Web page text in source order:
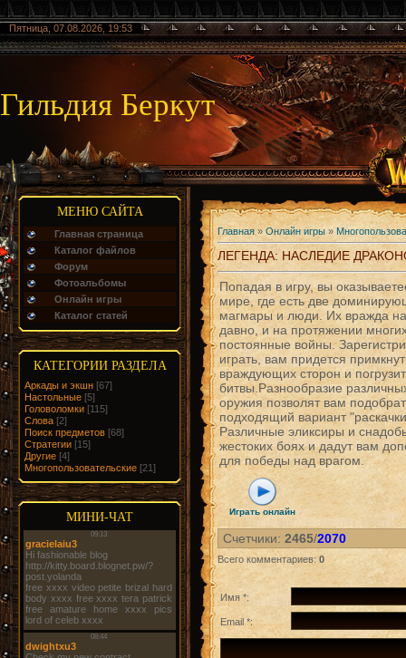
Пятница, 07.08.2026, 19:53
Гильдия Беркут
МЕНЮ САЙТА
Главная страница
Каталог файлов
Форум
Фотоальбомы
Онлайн игры
Каталог статей
КАТЕГОРИИ РАЗДЕЛА
Аркады и экшн [67]
Настольные [5]
Головоломки [115]
Слова [2]
Поиск предметов [68]
Стратегии [15]
Другие [4]
Многопользовательские [21]
МИНИ-ЧАТ
Главная»Онлайн игры »
ЛЕГЕНДА: НАСЛЕДИЕ
Попадая в игру, вы
мире, где есть две
магмары и люди. Их вражда
давно, и на протяжении
постоянные войны.
играть, вам придется
враждующих сторон и
битвы.Разнообразие
оружия позволят вам
подходящий вариант
Различные эликсиры и
жестоких боях и дадут вам
для победы над врагом.
Играть онлайн
Счетчики: 2465/2070
Всего комментариев: 0
Имя *:
Email *: